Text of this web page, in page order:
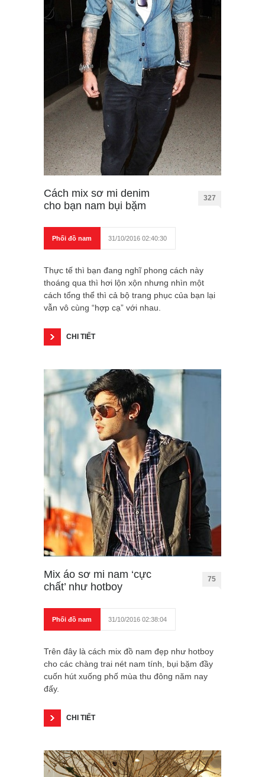
Cách mix sơ mi denim
cho bạn nam bụi bặm
327
Phối đồ nam 31/10/2016 02:40:30
Thực tế thì bạn đang nghĩ phong cách này
thoáng qua thì hơi lộn xộn nhưng nhìn một
cách tổng thể thì cả bộ trang phục của bạn lại
vẫn vô cùng “hợp cạ” với nhau.
CHI TIẾT
Mix áo sơ mi nam ‘cực
chất’ như hotboy
75
Phối đồ nam 31/10/2016 02:38:04
Trên đây là cách mix đồ nam đẹp như hotboy
cho các chàng trai nét nam tính, bụi bặm đầy
cuốn hút xuống phố mùa thu đông năm nay
đấy.
CHI TIẾT